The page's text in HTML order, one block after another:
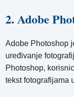
2. Adobe
Adobe Photoshop
uređivanje
Photoshop,
tekst fotografijama